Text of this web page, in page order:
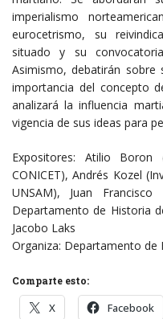
imperialismo
eurocetrismo, su
situado y su
Asimismo, debatirán
importancia del concepto
analizará la influencia
vigencia de sus ideas para
Expositores: Atilio Boron
CONICET), Andrés Kozel
UNSAM), Juan
Departamento de Historia
Jacobo Laks
Organiza: Departamento de
Comparte esto:
X Facebook